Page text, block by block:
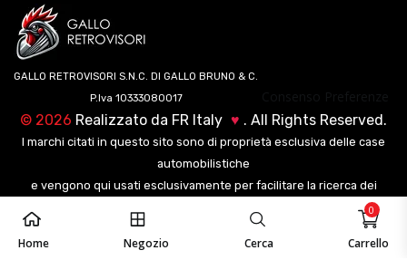
Home Negozio Cerca Carrello
0
GALLO RETROVISORI S.N.C. DI GALLO BRUNO & C.
P.Iva 10333080017
© 2026 Realizzato da FR Italy ♥ . All Rights Reserved.
I marchi citati in questo sito sono di proprietà esclusiva delle case
automobilistiche
e vengono qui usati esclusivamente per facilitare la ricerca dei